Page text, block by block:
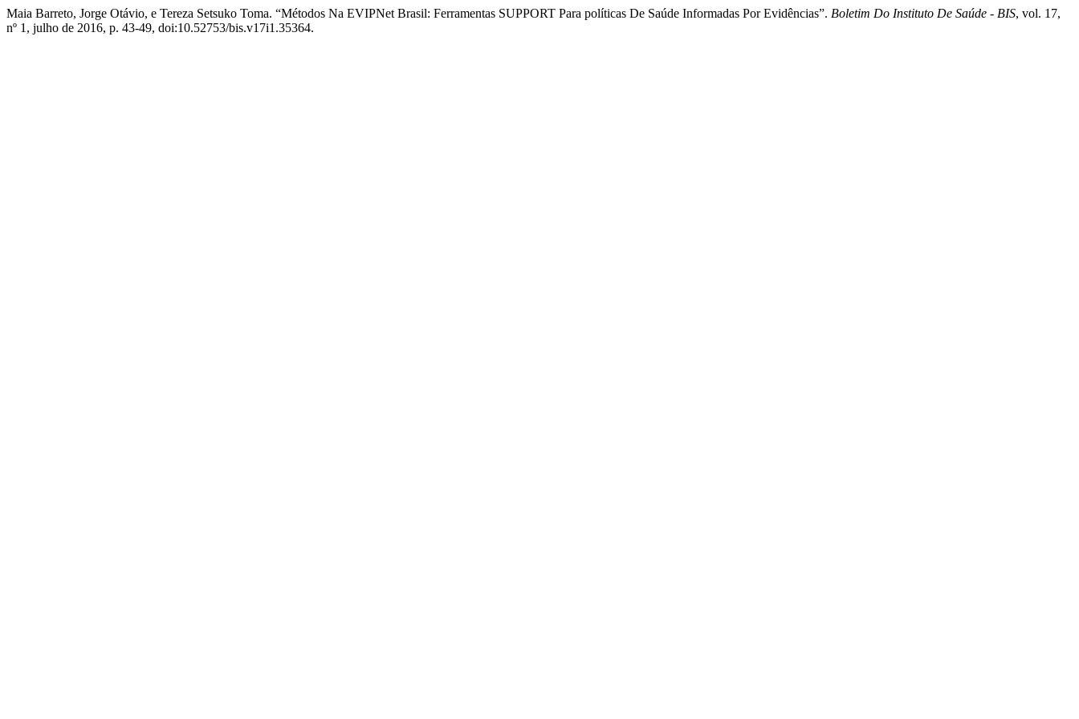
Maia Barreto, Jorge Otávio, e Tereza Setsuko Toma. “Métodos Na EVIPNet Brasil: Ferramentas SUPPORT Para políticas De Saúde Informadas Por Evidências”. Boletim Do Instituto De Saúde - BIS, vol. 17,
nº 1, julho de 2016, p. 43-49, doi:10.52753/bis.v17i1.35364.